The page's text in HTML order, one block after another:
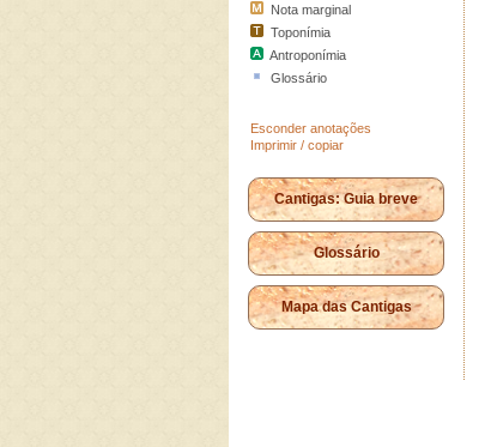
Nota marginal
Toponímia
Antroponímia
Glossário
Esconder anotações
Imprimir / copiar
Cantigas: Guia breve
Glossário
Mapa das Cantigas